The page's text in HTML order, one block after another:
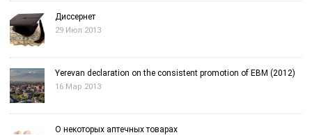
Диссернет
29 Июл 2013
Yerevan declaration on the consistent promotion of EBM (2012)
16 Мар 2013
О некоторых аптечных товарах